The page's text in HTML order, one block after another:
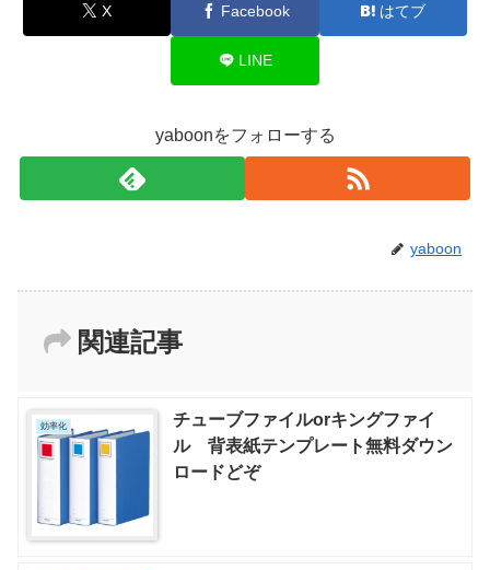
X Facebook はてブ
LINE
yaboonをフォローする
yaboon
関連記事
効率化
チューブファイルorキングファイ
ル 背表紙テンプレート無料ダウン
ロードどぞ